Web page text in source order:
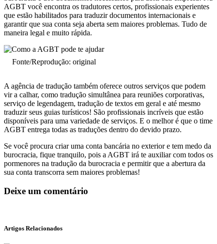
AGBT você encontra os tradutores certos, profissionais experientes
que estão habilitados para traduzir documentos internacionais e
garantir que sua conta seja aberta sem maiores problemas. Tudo de
maneira legal e muito rápida.
Fonte/Reprodução: original
A agência de tradução também oferece outros serviços que podem
vir a calhar, como tradução simultânea para reuniões corporativas,
serviço de legendagem, tradução de textos em geral e até mesmo
traduzir seus guias turísticos! São profissionais incríveis que estão
disponíveis para uma variedade de serviços. E o melhor é que o time
AGBT entrega todas as traduções dentro do devido prazo.
Se você procura criar uma conta bancária no exterior e tem medo da
burocracia, fique tranquilo, pois a AGBT irá te auxiliar com todos os
pormenores na tradução da burocracia e permitir que a abertura da
sua conta transcorra sem maiores problemas!
Deixe um comentário
Artigos Relacionados